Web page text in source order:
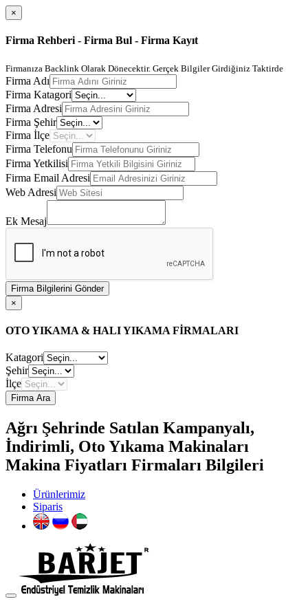
×
Firma Rehberi - Firma Bul - Firma Kayıt
Firmanıza Backlink Olarak Dönecektir. Gerçek Bilgiler Girdiğiniz Taktirde
Firma Adı
Firma Katagori
Firma Adresi
Firma Şehir
Firma İlçe
Firma Telefonu
Firma Yetkilisi
Firma Email Adresi
Web Adresi
Ek Mesaj
Firma Bilgilerini Gönder
×
OTO YIKAMA & HALI YIKAMA FİRMALARI
Katagori
Şehir
İlçe
Firma Ara
Ağrı Şehrinde Satılan Kampanyalı,
İndirimli, Oto Yıkama Makinaları
Makina Fiyatları Firmaları Bilgileri
Ürünlerimiz
Siparis